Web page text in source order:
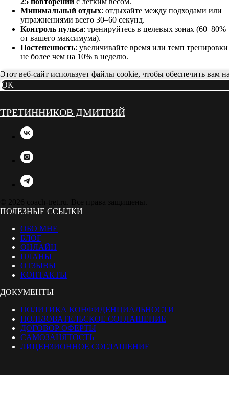
Минимальный отдых: отдыхайте между подходами или
упражнениями всего 30–60 секунд.
Контроль пульса: тренируйтесь в целевых зонах (60–80%
от вашего максимума).
Постепенность: увеличивайте время или темп тренировки
не более чем на 10% в неделю.
Этот веб-сайт использует файлы cookie, чтобы обеспечить вам
OK
ТРЕТИННИКОВ ДМИТРИЙ
ПОЛЕЗНЫЕ ССЫЛКИ
ОБО МНЕ
БЛОГ
ОНЛАЙН
ПЛАНЫ
ОТЗЫВЫ
КОНТАКТЫ
ДОКУМЕНТЫ
ПОЛИТИКА КОНФИДЕНЦИАЛЬНОСТИ
ПОЛЬЗОВАТЕЛЬСКОЕ СОГЛАШЕНИЕ
ДОГОВОР ОФЕРТЫ
CАМОЗАНЯТОСТЬ
ЛИЦЕНЗИОННОЕ СОГЛАШЕНИЕ